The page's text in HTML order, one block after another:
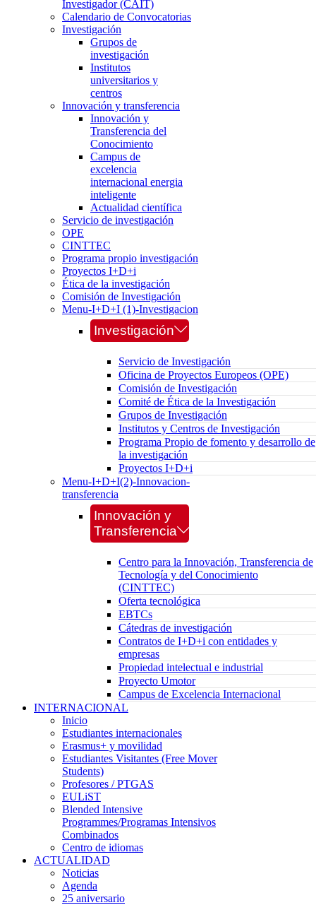
Investigador (CAIT)
Calendario de Convocatorias
Investigación
Grupos de
investigación
Institutos
universitarios y
centros
Innovación y transferencia
Innovación y
Transferencia del
Conocimiento
Campus de
excelencia
internacional energia
inteligente
Actualidad científica
Servicio de investigación
OPE
CINTTEC
Programa propio investigación
Proyectos I+D+i
Ética de la investigación
Comisión de Investigación
Menu-I+D+I (1)-Investigacion
Investigación
Servicio de Investigación
Oficina de Proyectos Europeos (OPE)
Comisión de Investigación
Comité de Ética de la Investigación
Grupos de Investigación
Institutos y Centros de Investigación
Programa Propio de fomento y desarrollo de
la investigación
Proyectos I+D+i
Menu-I+D+I(2)-Innovacion-
transferencia
Innovación y
Transferencia
Centro para la Innovación, Transferencia de
Tecnología y del Conocimiento
(CINTTEC)
Oferta tecnológica
EBTCs
Cátedras de investigación
Contratos de I+D+i con entidades y
empresas
Propiedad intelectual e industrial
Proyecto Umotor
Campus de Excelencia Internacional
INTERNACIONAL
Inicio
Estudiantes internacionales
Erasmus+ y movilidad
Estudiantes Visitantes (Free Mover
Students)
Profesores / PTGAS
EULiST
Blended Intensive
Programmes/Programas Intensivos
Combinados
Centro de idiomas
ACTUALIDAD
Noticias
Agenda
25 aniversario